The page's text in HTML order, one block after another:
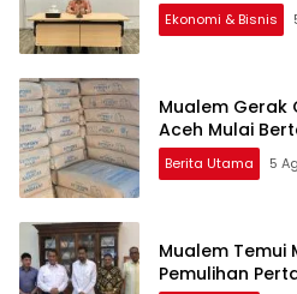
Ekonomi & Bisnis
Mualem Gerak
Aceh Mulai
Berita Utama 5
Mualem Temui
Pemulihan